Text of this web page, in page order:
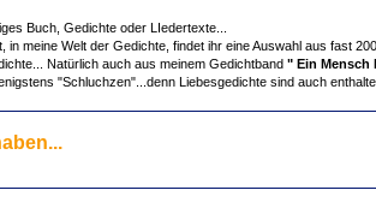
Buch, Gedichte oder LIedertexte...
in meine Welt der Gedichte, findet ihr eine Auswahl aus fast
Natürlich auch aus meinem Gedichtband " Ein Mensch
"Schluchzen"...denn Liebesgedichte sind auch